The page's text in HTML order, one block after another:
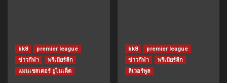
bk8
premier league
ข่าวกีฬา
พรีเมียร์ลีก
แมนเชสเตอร์ ยูไนเต็ด
bk8
premier league
ข่าวกีฬา
พรีเมียร์ลีก
ลิเวอร์พูล